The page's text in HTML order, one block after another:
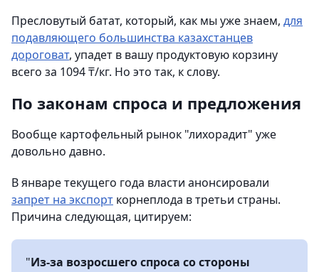
Пресловутый батат, который, как мы уже знаем, для
подавляющего большинства казахстанцев
дороговат, упадет в вашу продуктовую корзину
всего за 1094 ₸/кг. Но это так, к слову.
По законам спроса и предложения
Вообще картофельный рынок "лихорадит" уже
довольно давно.
В январе текущего года власти анонсировали
запрет на экспорт корнеплода в третьи страны.
Причина следующая, цитируем:
"Из-за возросшего спроса со стороны